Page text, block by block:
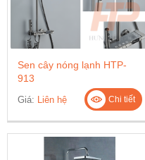
Sen cây nóng lạnh HTP-
913
Giá: Liên hệ Chi tiết